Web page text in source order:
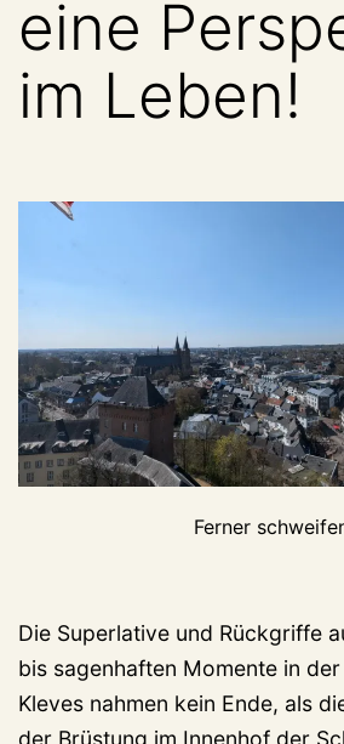
eine
im Leben!
Ferner
Die Superlative und Rückgriffe
bis sagenhaften Momente in
Kleves nahmen kein Ende, als
der Brüstung im Innenhof der